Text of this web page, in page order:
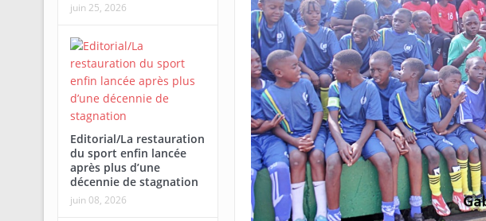
juin 25, 2026
Editorial/La restauration
du sport enfin lancée
après plus d’une
décennie de stagnation
juin 08, 2026